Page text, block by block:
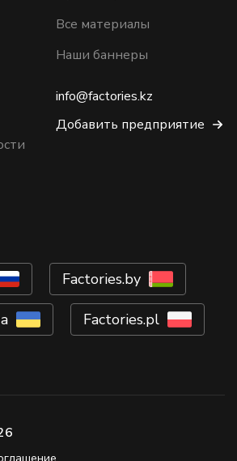
Все материалы
Наши баннеры
info@factories.kz
Добавить предприятие
Factories.by
Factories.pl